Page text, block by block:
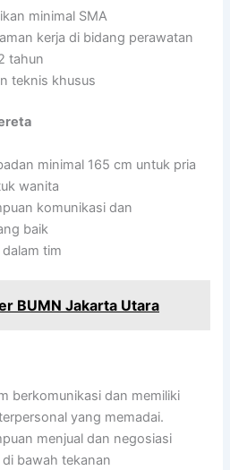
minimal SMA
kerja di bidang perawatan
tahun
teknis khusus
minimal 165 cm untuk pria
wanita
komunikasi dan
baik
tim
BUMN Jakarta Utara
berkomunikasi dan memiliki
yang memadai.
menjual dan negosiasi
bawah tekanan